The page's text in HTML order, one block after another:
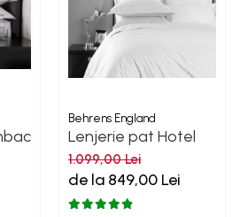
Behrens England
Lenjerie pat Hotel
living - 1000TC Alb
1.099,00 Lei
de la 849,00 Lei